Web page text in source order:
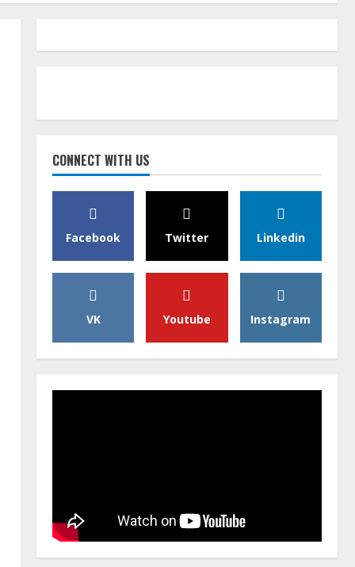
CONNECT WITH US
Facebook Twitter Linkedin
VK Youtube Instagram